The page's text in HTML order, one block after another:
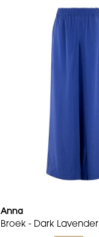
Anna
Broek - Dark Lavender